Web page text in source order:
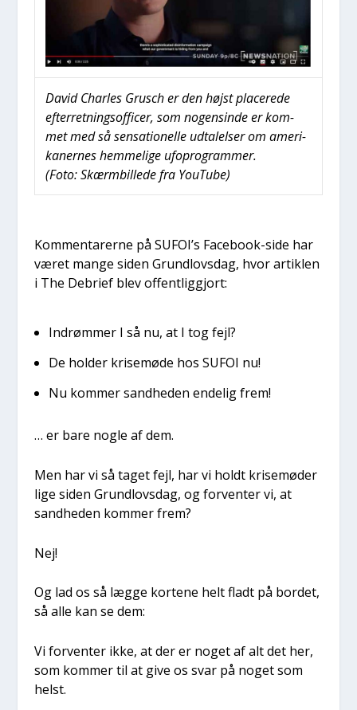
David Char­les Grusch er den højst pla­ce­re­de
efter­ret­nings­of­fi­cer, som nogen­sin­de er kom­
met med så sen­sa­tio­nel­le udta­lel­ser om ame­ri­
ka­ner­nes hem­me­li­ge ufopro­gram­mer.
(Foto: Skærm­bil­le­de fra YouTu­be)
Kom­men­ta­rer­ne på SUFOI’s Face­book-side har
været man­ge siden Grund­lovs­dag, hvor artik­len
i The Debri­ef blev offent­lig­gjort:
Indrøm­mer I så nu, at I tog fejl?
De hol­der kri­se­mø­de hos SUFOI nu!
Nu kom­mer sand­he­den ende­lig frem!
… er bare nog­le af dem.
Men har vi så taget fejl, har vi holdt kri­se­mø­der
lige siden Grund­lovs­dag, og for­ven­ter vi, at
sand­he­den kom­mer frem?
Nej!
Og lad os så læg­ge kor­te­ne helt fladt på bor­det,
så alle kan se dem:
Vi for­ven­ter ikke, at der er noget af alt det her,
som kom­mer til at give os svar på noget som
helst.